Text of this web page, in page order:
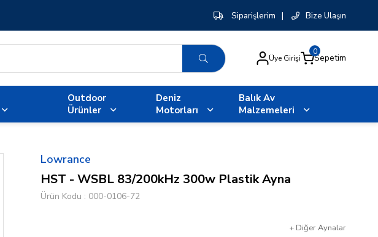
Siparişlerim | Bize Ulaşın
Üye Girişi Sepetim
0
Outdoor
Ürünler
Deniz
Motorları
Balık Av
Malzemeleri
Lowrance
HST - WSBL 83/200kHz 300w Plastik Ayna
Ürün Kodu 000-0106-72
+ DiğerAynalar